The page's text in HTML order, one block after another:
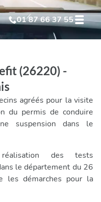
01 87 66 37 55
à annulation
à invalidation
(26220) -
agréés pour la visite
du permis de conduire
suspension dans le
des tests
le département du 26
les démarches pour la